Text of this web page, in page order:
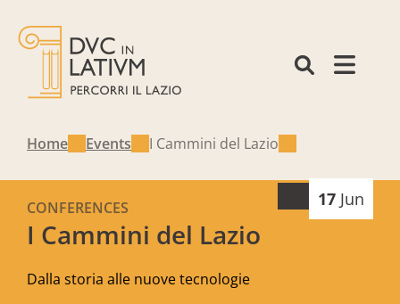
Home Events I Cammini del Lazio
I Cammini del Lazio
CONFERENCES
Dalla storia alle nuove tecnologie
17 Jun